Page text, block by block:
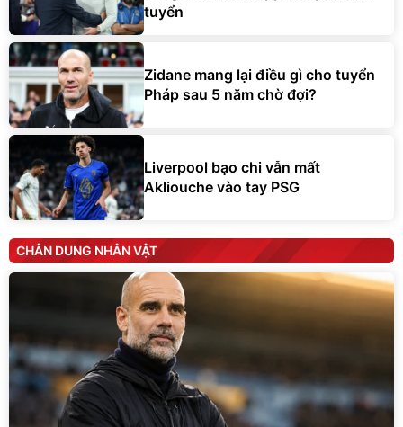
tuyển
Zidane mang lại điều gì cho tuyển
Pháp sau 5 năm chờ đợi?
Liverpool bạo chi vẫn mất
Akliouche vào tay PSG
CHÂN DUNG NHÂN VẬT